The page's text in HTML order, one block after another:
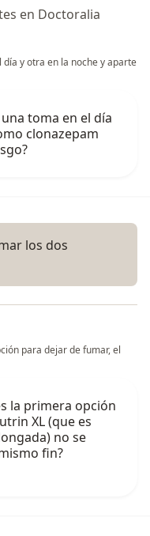
en Doctoralia
y otra en la noche y aparte
toma en el día
clonazepam
los dos
para dejar de fumar, el
la primera opción
XL (que es
no se
fin?